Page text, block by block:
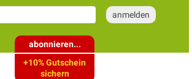
abonnieren...
+10% Gutschein
sichern